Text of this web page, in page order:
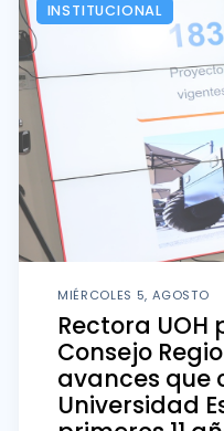
INSTITUCIONAL
MIÉRCOLES 5, AGOSTO
Rectora UOH
Consejo
avances que
Universidad